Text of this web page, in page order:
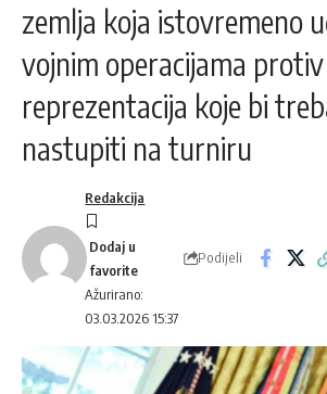
zemlja koja istovremeno
vojnim operacijama protiv
reprezentacija koje bi
nastupiti na turniru
Ažurirano:
03.03.2026 15:37
Redakcija
Podijeli